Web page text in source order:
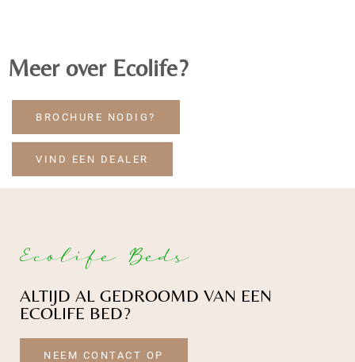
Meer over Ecolife?
BROCHURE NODIG?
VIND EEN DEALER
Ecolife Beds
ALTIJD AL GEDROOMD VAN EEN
ECOLIFE BED?
NEEM CONTACT OP